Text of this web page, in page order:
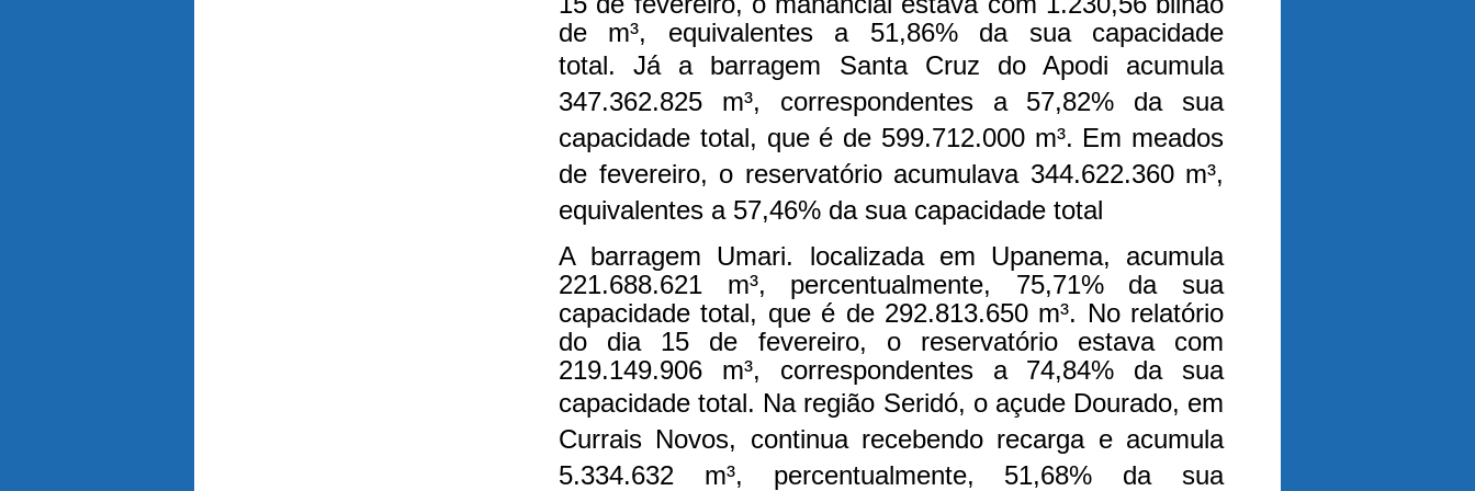
de m³, equivalentes a 51,86% da sua capacidade
total.Já a barragem Santa Cruz do Apodi acumula
347.362.825 m³, correspondentes a 57,82% da sua
capacidade total, que é de 599.712.000 m³. Em meados
de fevereiro, o reservatório acumulava 344.622.360 m³,
equivalentes a 57,46% da sua capacidade total
A barragem Umari. localizada em Upanema, acumula
221.688.621 m³, percentualmente, 75,71% da sua
capacidade total, que é de 292.813.650 m³. No relatório
do dia 15 de fevereiro, o reservatório estava com
219.149.906 m³, correspondentes a 74,84% da sua
capacidade total. Na região Seridó, o açude Dourado, em
Currais Novos, continua recebendo recarga e acumula
5.334.632 m³, percentualmente, 51,68% da sua